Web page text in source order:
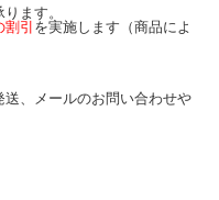
ます。
引 を実施します（商品によ
、メールのお問い合わせや